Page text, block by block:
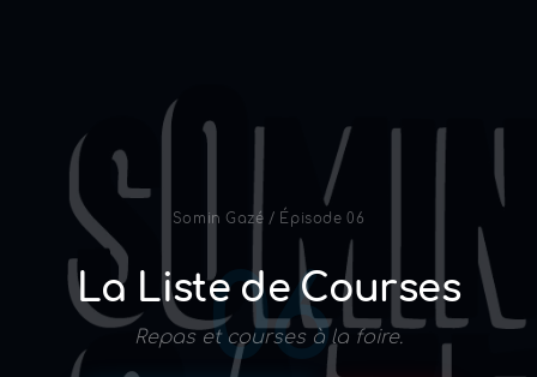
Somin Gazé / Épisode 06
06
La Liste de Courses
Repas et courses à la foire.